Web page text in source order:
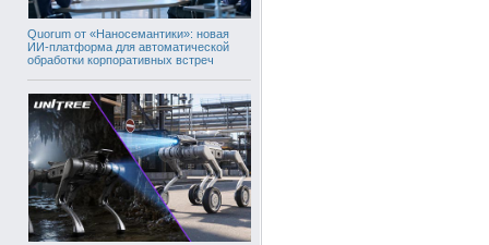
Quorum от «Наносемантики»: новая
ИИ-платформа для автоматической
обработки корпоративных встреч